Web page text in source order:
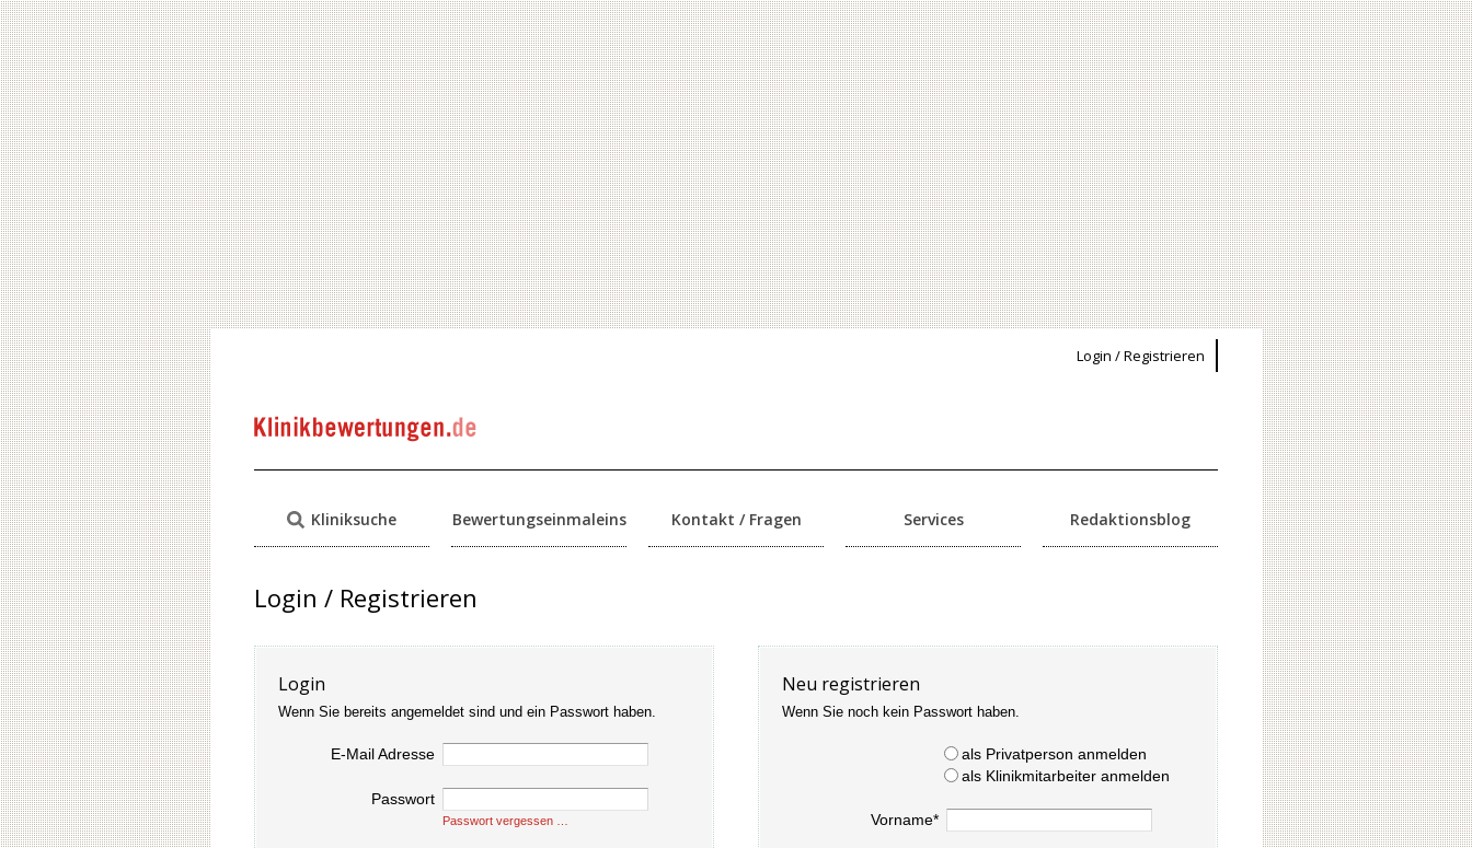
Login / Registrieren
Kliniksuche Bewertungseinmaleins Kontakt / Fragen Services Redaktionsblog
Login / Registrieren
Login
Wenn Sie bereits angemeldet sind und ein Passwort haben.
E-Mail Adresse
Passwort
Passwort vergessen …
Neu registrieren
Wenn Sie noch kein Passwort haben.
als Privatperson anmelden
als Klinikmitarbeiter anmelden
Vorname*